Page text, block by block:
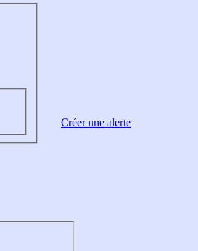
Créer une alerte